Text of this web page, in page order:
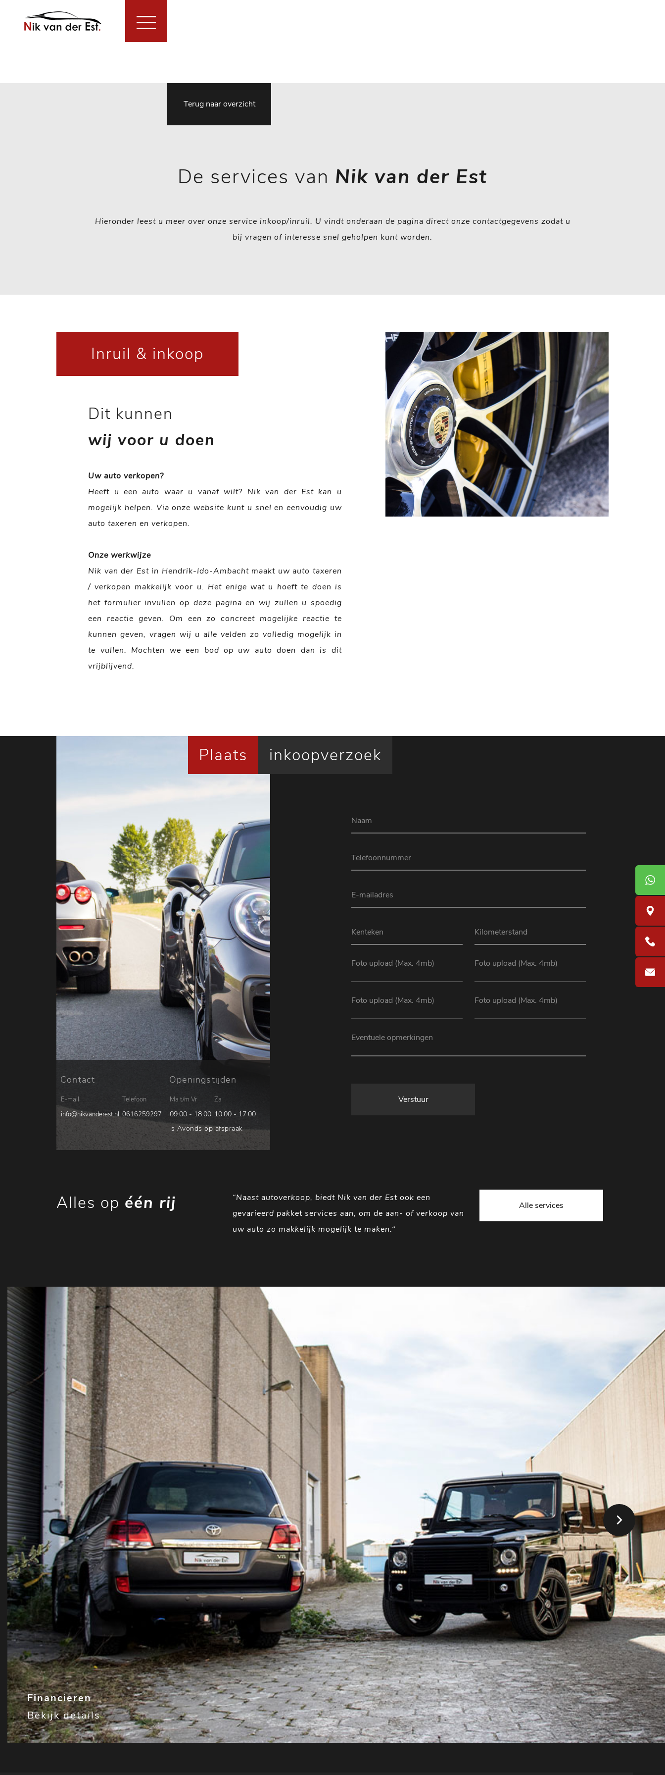
Collectie
Financial Lease Aanbod
Terug naar overzicht
De services van Nik van der Est
Hieronder leest u meer over onze service inkoop/inruil. U vindt onderaan de pagina direct onze contactgegevens zodat u
bij vragen of interesse snel geholpen kunt worden.
Inruil & inkoop
Dit kunnen
wij voor u doen
Uw auto verkopen?
Heeft u een auto waar u vanaf wilt? Nik van der Est kan u
mogelijk helpen. Via onze website kunt u snel en eenvoudig uw
auto taxeren en verkopen.
Onze werkwijze
Nik van der Est in Hendrik-Ido-Ambacht maakt uw auto taxeren
/ verkopen makkelijk voor u. Het enige wat u hoeft te doen is
het formulier invullen op deze pagina en wij zullen u spoedig
een reactie geven. Om een zo concreet mogelijke reactie te
kunnen geven, vragen wij u alle velden zo volledig mogelijk in
te vullen. Mochten we een bod op uw auto doen dan is dit
vrijblijvend.
Contact
E-mail
info@nikvanderest.nl
Telefoon
0616259297
Openingstijden
Ma t/m Vr
09:00 - 18:00
Za
10:00 - 17:00
's Avonds op afspraak
Plaats inkoopverzoek
Foto upload (Max. 4mb) Foto upload (Max. 4mb)
Foto upload (Max. 4mb) Foto upload (Max. 4mb)
Verstuur
Alles op één rij
“Naast autoverkoop, biedt Nik van der Est ook een
gevarieerd pakket services aan, om de aan- of verkoop van
uw auto zo makkelijk mogelijk te maken.“
Alle services
Financieren
Bekijk details